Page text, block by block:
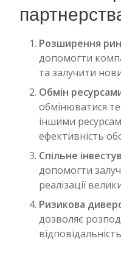
Розширення
допомогти
та залучити
Обмін
обмінюватися
іншими
ефективність
Спільне
допомогти
реалізації
Ризикова
дозволяє